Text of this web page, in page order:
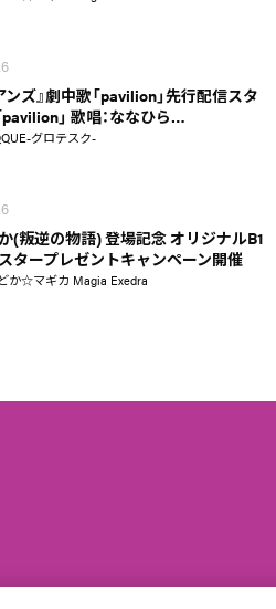
ンズ』劇中歌「pavilion」先行配信スタ
pavilion」 歌唱：ななひら…
グロテスク-
(叛逆の物語) 登場記念 オリジナルB1
タープレゼントキャンペーン開催
か☆マギカ Magia Exedra